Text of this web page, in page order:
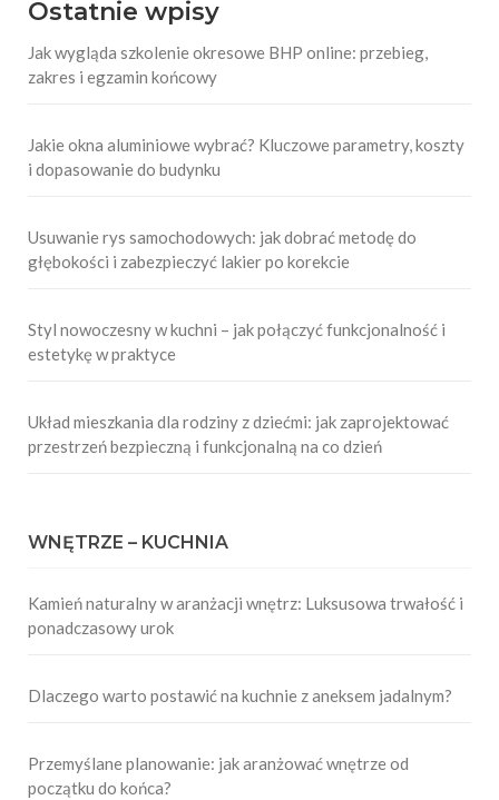
Ostatnie wpisy
Jak wygląda szkolenie okresowe BHP online: przebieg,
zakres i egzamin końcowy
Jakie okna aluminiowe wybrać? Kluczowe parametry, koszty
i dopasowanie do budynku
Usuwanie rys samochodowych: jak dobrać metodę do
głębokości i zabezpieczyć lakier po korekcie
Styl nowoczesny w kuchni – jak połączyć funkcjonalność i
estetykę w praktyce
Układ mieszkania dla rodziny z dziećmi: jak zaprojektować
przestrzeń bezpieczną i funkcjonalną na co dzień
WNĘTRZE – KUCHNIA
Kamień naturalny w aranżacji wnętrz: Luksusowa trwałość i
ponadczasowy urok
Dlaczego warto postawić na kuchnie z aneksem jadalnym?
Przemyślane planowanie: jak aranżować wnętrze od
początku do końca?